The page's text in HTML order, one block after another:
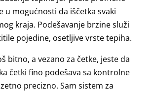
u mogućnosti da iščetka svaki
kraja. Podešavanje brzine služi
pojedine, osetljive vrste tepiha.
bitno, a vezano za četke, jeste da
četki fino podešava sa kontrolne
precizno. Sam sistem za